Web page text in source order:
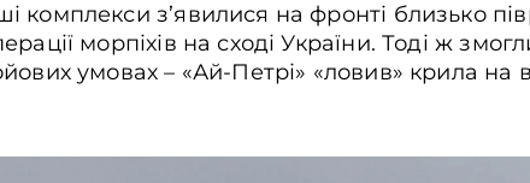
комплекси з’явилися на фронті близько
морпіхів на сході України. Тоді ж
умовах – «Ай-Петрі» «ловив» крила на